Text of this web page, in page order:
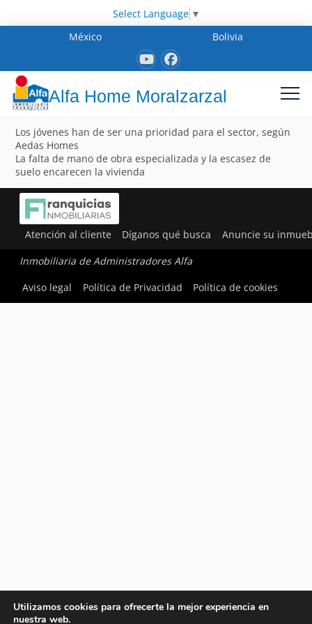
Select Language ▼
México
Bolivia
Alfa Home Moralzarzal
Los jóvenes han de ser una prioridad para el sector, según
Aedas Homes
La falta de mano de obra especializada y la escasez de
suelo encarecen la vivienda
Atención al cliente Díganos qué busca Anuncie su
Inmobiliaria de Administradores Alfa
Aviso legal
Política de Privacidad Política de cookies
Utilizamos cookies para ofrecerte la mejor experiencia en
nuestra web.